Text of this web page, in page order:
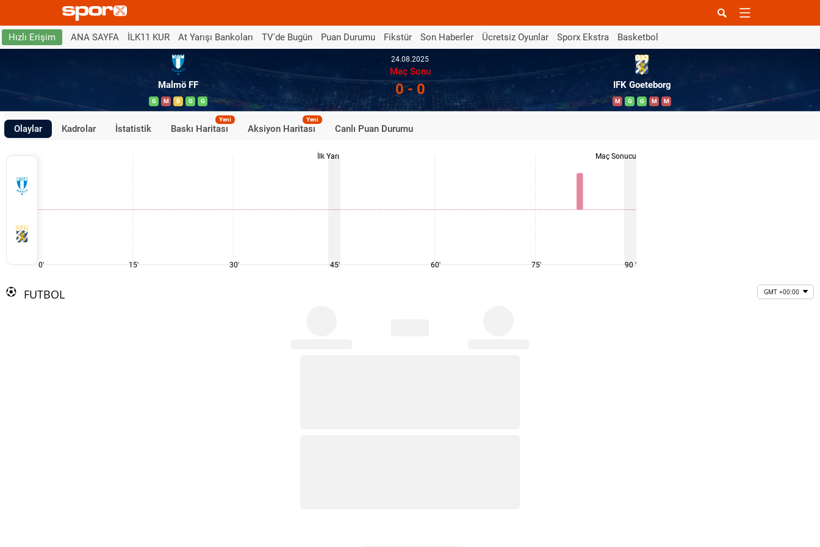
Hızlı Erişim ANA SAYFA İLK11 KUR At Yarışı Bankoları TV'de Bugün Puan Durumu Fikstür Son Haberler Ücretsiz Oyunlar Sporx Ekstra Basketbol
Malmö FF
G M B G G
24.08.2025
Maç Sonu
0 - 0 IFK Goeteborg
M G G M M
Olaylar Kadrolar İstatistik Baskı Haritası
Yeni
Aksiyon Haritası
Yeni
Canlı Puan Durumu
0' 15' 30'
İlk Yarı
45' 60' 75'
Maç Sonucu
90 '
FUTBOL GMT +00:00